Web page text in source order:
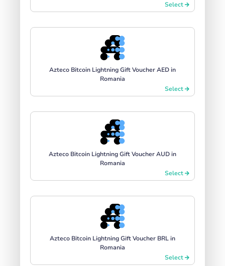
Select
Azteco Bitcoin Lightning Gift Voucher AED in
Romania
Select
Azteco Bitcoin Lightning Gift Voucher AUD in
Romania
Select
Azteco Bitcoin Lightning Gift Voucher BRL in
Romania
Select